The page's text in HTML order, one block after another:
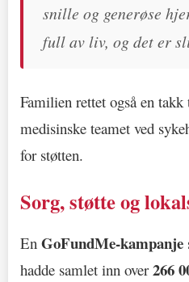
snille og generøse
full av liv, og det er
Familien rettet også en
medisinske teamet ved
for støtten.
Sorg, støtte og
En GoFundMe-kampanje
hadde samlet inn over266